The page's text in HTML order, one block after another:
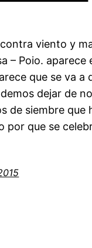
viento y
– Poio. aparece
que se va a
dejar de
de siembre que
por que se